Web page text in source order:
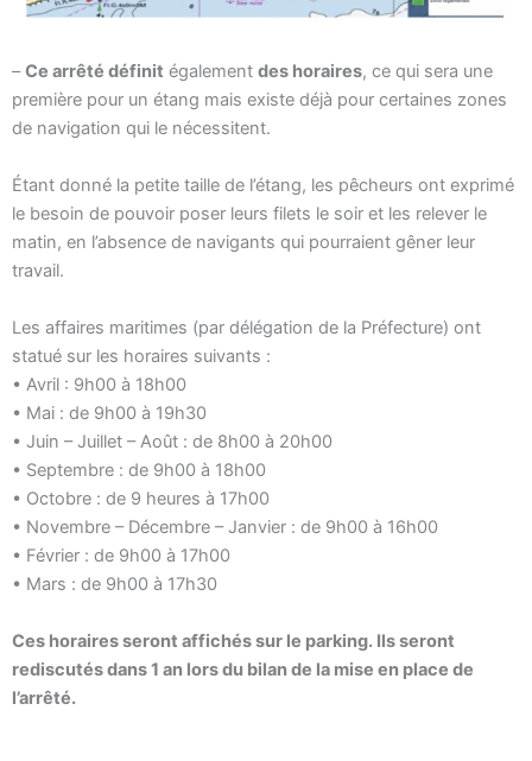
–Ce arrêté définit également des horaires, ce qui sera une
première pour un étang mais existe déjà pour certaines zones
de navigation qui le nécessitent.
Étant donné la petite taille de l’étang, les pêcheurs ont exprimé
le besoin de pouvoir poser leurs filets le soir et les relever le
matin, en l’absence de navigants qui pourraient gêner leur
travail.
Les affaires maritimes (par délégation de la Préfecture) ont
statué sur les horaires suivants :
• Avril : 9h00 à 18h00
• Mai : de 9h00 à 19h30
• Juin – Juillet – Août : de 8h00 à 20h00
• Septembre : de 9h00 à 18h00
• Octobre : de 9 heures à 17h00
• Novembre – Décembre – Janvier : de 9h00 à 16h00
• Février : de 9h00 à 17h00
• Mars : de 9h00 à 17h30
Ces horaires seront affichés sur le parking. Ils seront
rediscutés dans 1 an lors du bilan de la mise en place de
l’arrêté.